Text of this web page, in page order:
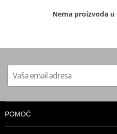
Nema proizvoda
POMOĆ